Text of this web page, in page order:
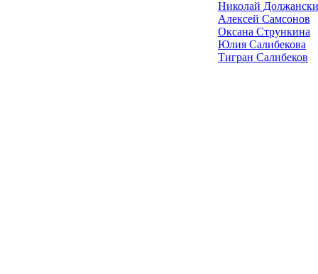
Николай
Алексей Самсонов
Оксана Стрункина
Юлия Салибекова
Тигран Салибеков